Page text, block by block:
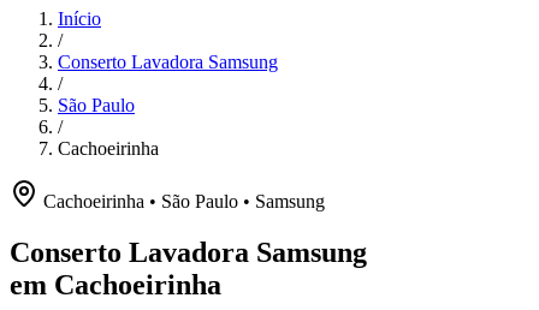
Início
/
Conserto Lavadora Samsung
/
São Paulo
/
Cachoeirinha
Cachoeirinha • São Paulo • Samsung
Conserto Lavadora Samsung
em Cachoeirinha